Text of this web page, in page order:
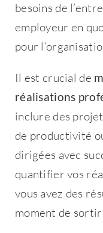
besoins de
employeur en
pour
Il est crucial de
réalisations
inclure des
de productivité
dirigées avec
quantifier vos
vous avez des
moment de